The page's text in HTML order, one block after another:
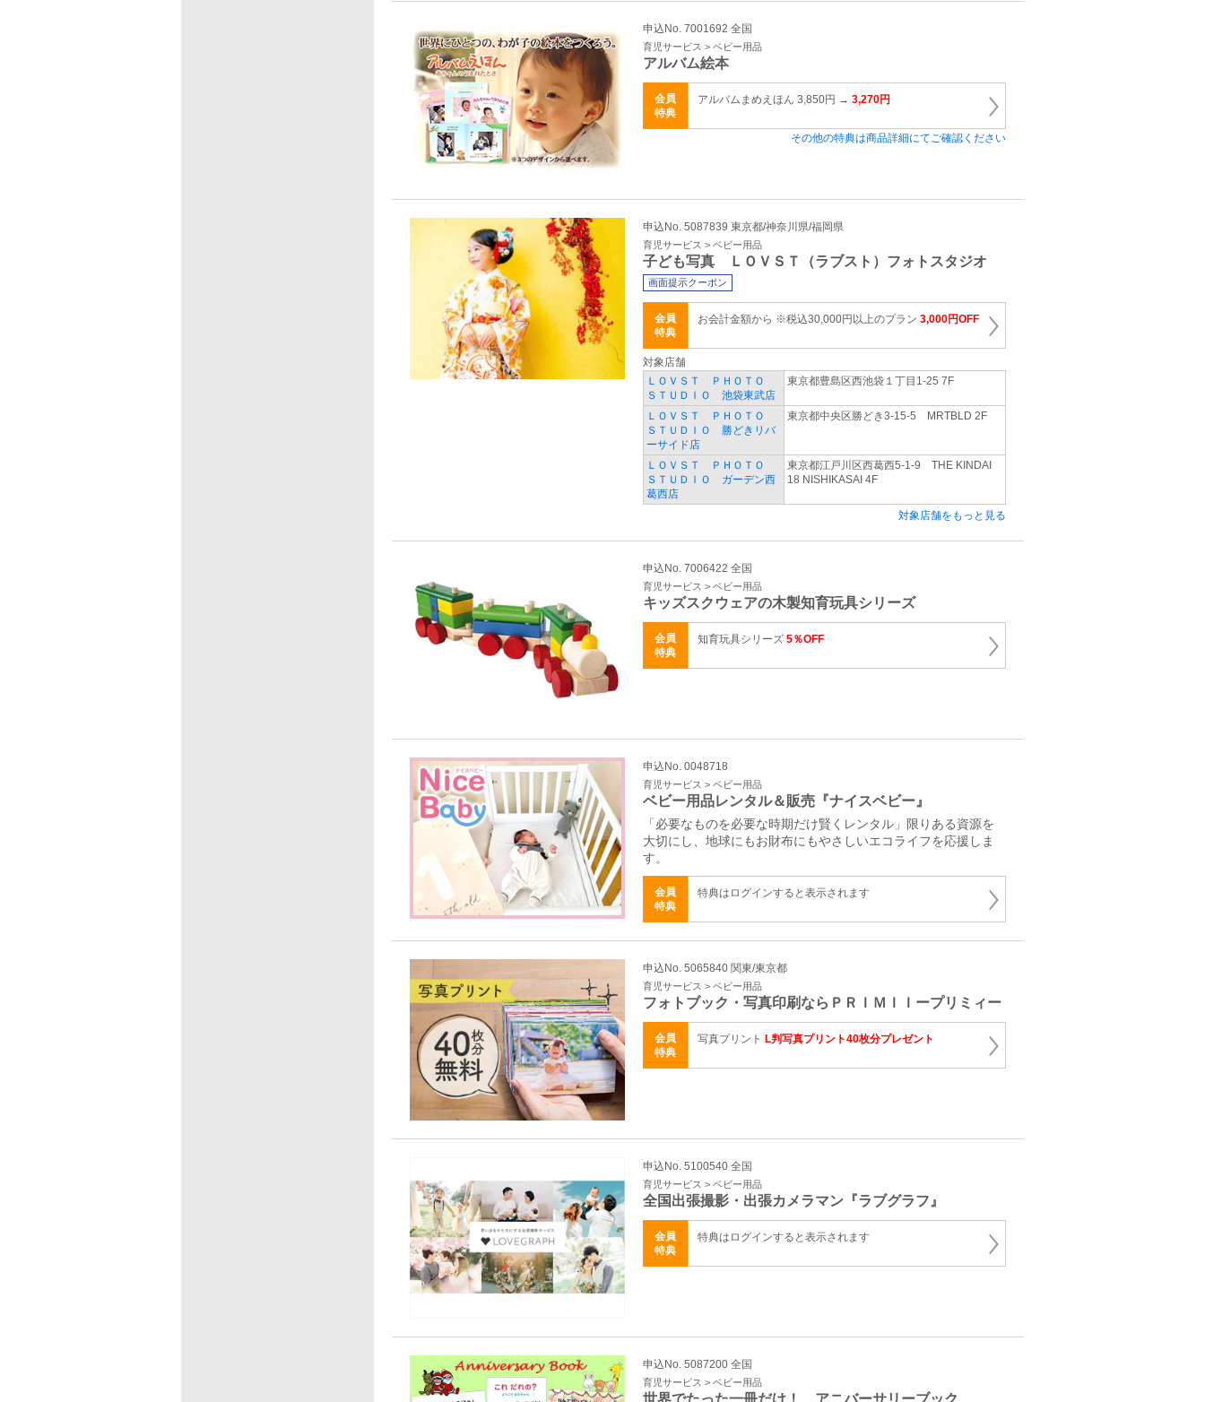
申込No. 7001692 全国
育児サービス > ベビー用品
アルバム絵本
会員
特典
アルバムまめえほん 3,850円 → 3,270円
その他の特典は商品詳細にてご確認ください
申込No. 5087839 東京都/神奈川県/福岡県
育児サービス > ベビー用品
子ども写真 ＬＯＶＳＴ（ラブスト）フォトスタジオ
画面提示クーポン
会員
特典
お会計金額から ※税込30,000円以上のプラン 3,000円OFF
対象店舗
ＬＯＶＳＴ ＰＨＯＴＯ
ＳＴＵＤＩＯ 池袋東武店
東京都豊島区西池袋１丁目1-25 7F
ＬＯＶＳＴ ＰＨＯＴＯ
ＳＴＵＤＩＯ 勝どきリバ
ーサイド店
東京都中央区勝どき3-15-5 MRTBLD 2F
ＬＯＶＳＴ ＰＨＯＴＯ
ＳＴＵＤＩＯ ガーデン西
葛西店
東京都江戸川区西葛西5-1-9 THE KINDAI
18 NISHIKASAI 4F
対象店舗をもっと見る
申込No. 7006422 全国
育児サービス > ベビー用品
キッズスクウェアの木製知育玩具シリーズ
会員
特典
知育玩具シリーズ 5％OFF
申込No. 0048718
育児サービス > ベビー用品
ベビー用品レンタル＆販売『ナイスベビー』
「必要なものを必要な時期だけ賢くレンタル」限りある資源を
大切にし、地球にもお財布にもやさしいエコライフを応援しま
す。
会員
特典
特典はログインすると表示されます
申込No. 5065840 関東/東京都
育児サービス > ベビー用品
フォトブック・写真印刷ならＰＲＩＭＩＩープリミィー
会員
特典
写真プリント L判写真プリント40枚分プレゼント
申込No. 5100540 全国
育児サービス > ベビー用品
全国出張撮影・出張カメラマン『ラブグラフ』
会員
特典
特典はログインすると表示されます
申込No. 5087200 全国
育児サービス > ベビー用品
世界でたった一冊だけ！ アニバーサリーブック